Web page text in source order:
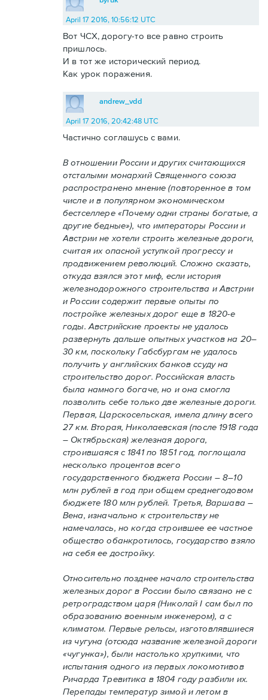
April 17 2016, 10:56:12 UTC
Вот ЧСХ, дорогу-то все равно строить
пришлось.
И в тот же исторический период.
Как урок поражения.
andrew_vdd
April 17 2016, 20:42:48 UTC
Частично соглашусь с вами.
В отношении России и других считающихся
отсталыми монархий Священного союза
распространено мнение (повторенное в том
числе и в популярном экономическом
бестселлере «Почему одни страны богатые, а
другие бедные»), что императоры России и
Австрии не хотели строить железные дороги,
считая их опасной уступкой прогрессу и
продвижением революций. Сложно сказать,
откуда взялся этот миф, если история
железнодорожного строительства и Австрии
и России содержит первые опыты по
постройке железных дорог еще в 1820-е
годы. Австрийские проекты не удалось
развернуть дальше опытных участков на 20–
30 км, поскольку Габсбургам не удалось
получить у английских банков ссуду на
строительство дорог. Российская власть
была намного богаче, но и она смогла
позволить себе только две железные дороги.
Первая, Царскосельская, имела длину всего
27 км. Вторая, Николаевская (после 1918 года
– Октябрьская) железная дорога,
строившаяся с 1841 по 1851 год, поглощала
несколько процентов всего
государственного бюджета России – 8–10
млн рублей в год при общем среднегодовом
бюджете 180 млн рублей. Третья, Варшава –
Вена, изначально к строительству не
намечалась, но когда строившее ее частное
общество обанкротилось, государство взяло
на себя ее достройку.
Относительно позднее начало строительства
железных дорог в России было связано не с
ретроградством царя (Николай I сам был по
образованию военным инженером), а с
климатом. Первые рельсы, изготовлявшиеся
из чугуна (отсюда название железной дороги
«чугунка»), были настолько хрупкими, что
испытания одного из первых локомотивов
Ричарда Тревитика в 1804 году разбили их.
Перепады температур зимой и летом в